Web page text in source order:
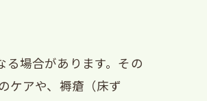
場合があります。その
ケアや、褥瘡（床ず